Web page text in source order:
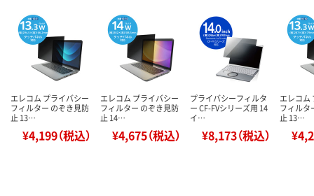
エレコム プライバシー
フィルター のぞき見防
止 13…
¥4,199（税込）
エレコム プライバシー
フィルター のぞき見防
止 14…
¥4,675（税込）
プライバシーフィルタ
ー CF-FVシリーズ用 14
イ…
¥8,173（税込）
エレコム
フィルタ
止 13…